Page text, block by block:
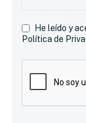
He leído y
Política de